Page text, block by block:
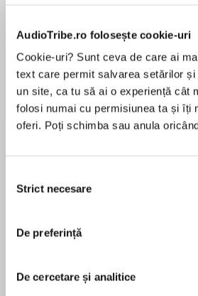
AudioTribe.ro folosește cookie-uri
Cookie-uri? Sunt ceva de care ai
text care permit salvarea setărilor
un site, ca tu să ai o experiență cât
folosi numai cu permisiunea ta și îți
oferi. Poți schimba sau anula
consimțământului
Strict necesare
De preferință
De cercetare și analitice
Desprecarte
Timp de milenii, oamenii au
călugărițe îngenuncheate în
aflați în comuniune cu
câtorva aleși.
Însă neurologul David
pentru a explora elementele
În acest moment nu
pentru această carte